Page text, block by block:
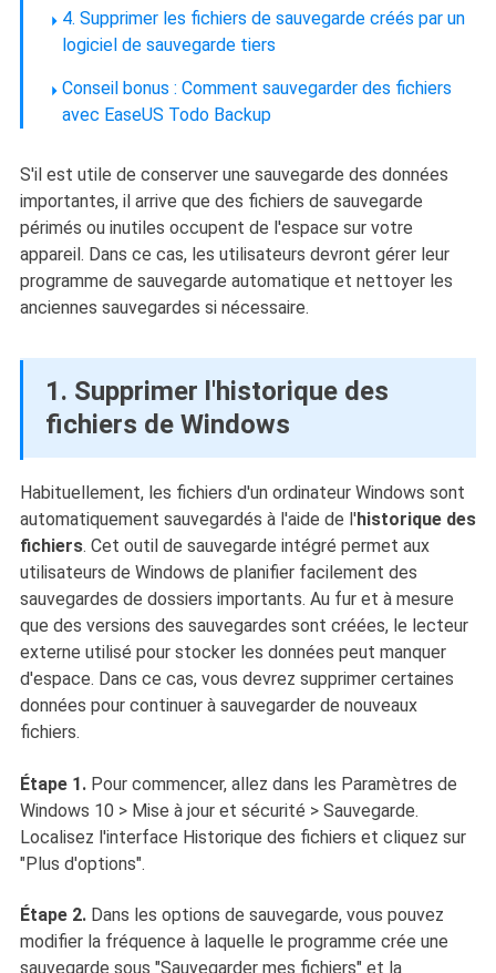
4. Supprimer les fichiers de sauvegarde créés par un
logiciel de sauvegarde tiers
Conseil bonus : Comment sauvegarder des fichiers
avec EaseUS Todo Backup
S'il est utile de conserver une sauvegarde des données
importantes, il arrive que des fichiers de sauvegarde
périmés ou inutiles occupent de l'espace sur votre
appareil. Dans ce cas, les utilisateurs devront gérer leur
programme de sauvegarde automatique et nettoyer les
anciennes sauvegardes si nécessaire.
1. Supprimer l'historique des
fichiers de Windows
Habituellement, les fichiers d'un ordinateur Windows sont
automatiquement sauvegardés à l'aide de l'historique des
fichiers. Cet outil de sauvegarde intégré permet aux
utilisateurs de Windows de planifier facilement des
sauvegardes de dossiers importants. Au fur et à mesure
que des versions des sauvegardes sont créées, le lecteur
externe utilisé pour stocker les données peut manquer
d'espace. Dans ce cas, vous devrez supprimer certaines
données pour continuer à sauvegarder de nouveaux
fichiers.
Étape 1.Pour commencer, allez dans les Paramètres de
Windows 10 > Mise à jour et sécurité > Sauvegarde.
Localisez l'interface Historique des fichiers et cliquez sur
"Plus d'options".
Étape 2.Dans les options de sauvegarde, vous pouvez
modifier la fréquence à laquelle le programme crée une
sauvegarde sous "Sauvegarder mes fichiers" et la